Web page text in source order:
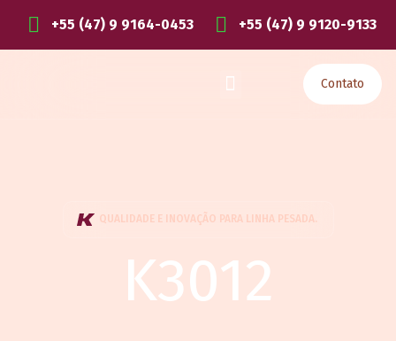
+55 (47) 9 9164-0453 +55 (47) 9 9120-9133
Contato
QUALIDADE E INOVAÇÃO PARA LINHA PESADA.
K3012